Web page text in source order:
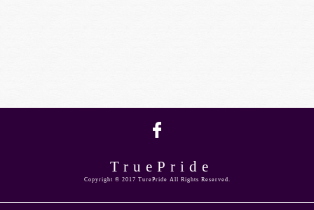
TruePride
Copyright © 2017 TurePride All Rights Reserved.